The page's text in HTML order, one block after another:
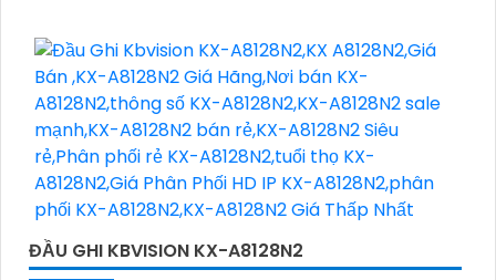
ĐẦU GHI KBVISION KX-A8128N2